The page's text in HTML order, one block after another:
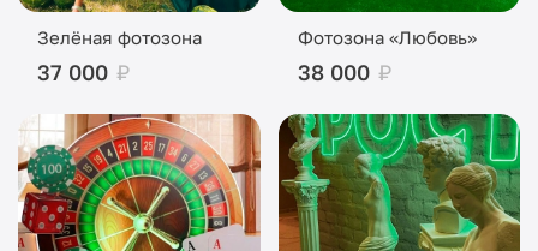
Зелёная фотозона
37 000 ₽
Фотозона «Любовь»
38 000 ₽